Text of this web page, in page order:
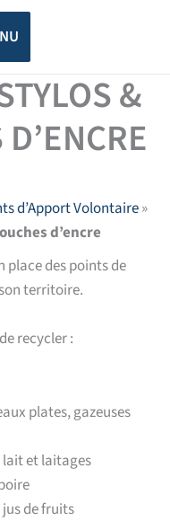
&
d’Apport Volontaire»
d’encre
place des points de
territoire.
recycler :
plates, gazeuses
lait et laitages
de fruits